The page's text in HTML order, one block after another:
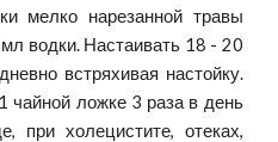
мелко нарезанной травы
водки. Настаивать 18 - 20
встряхивая настойку.
чайной ложке 3 раза в день
при холецистите, отеках,